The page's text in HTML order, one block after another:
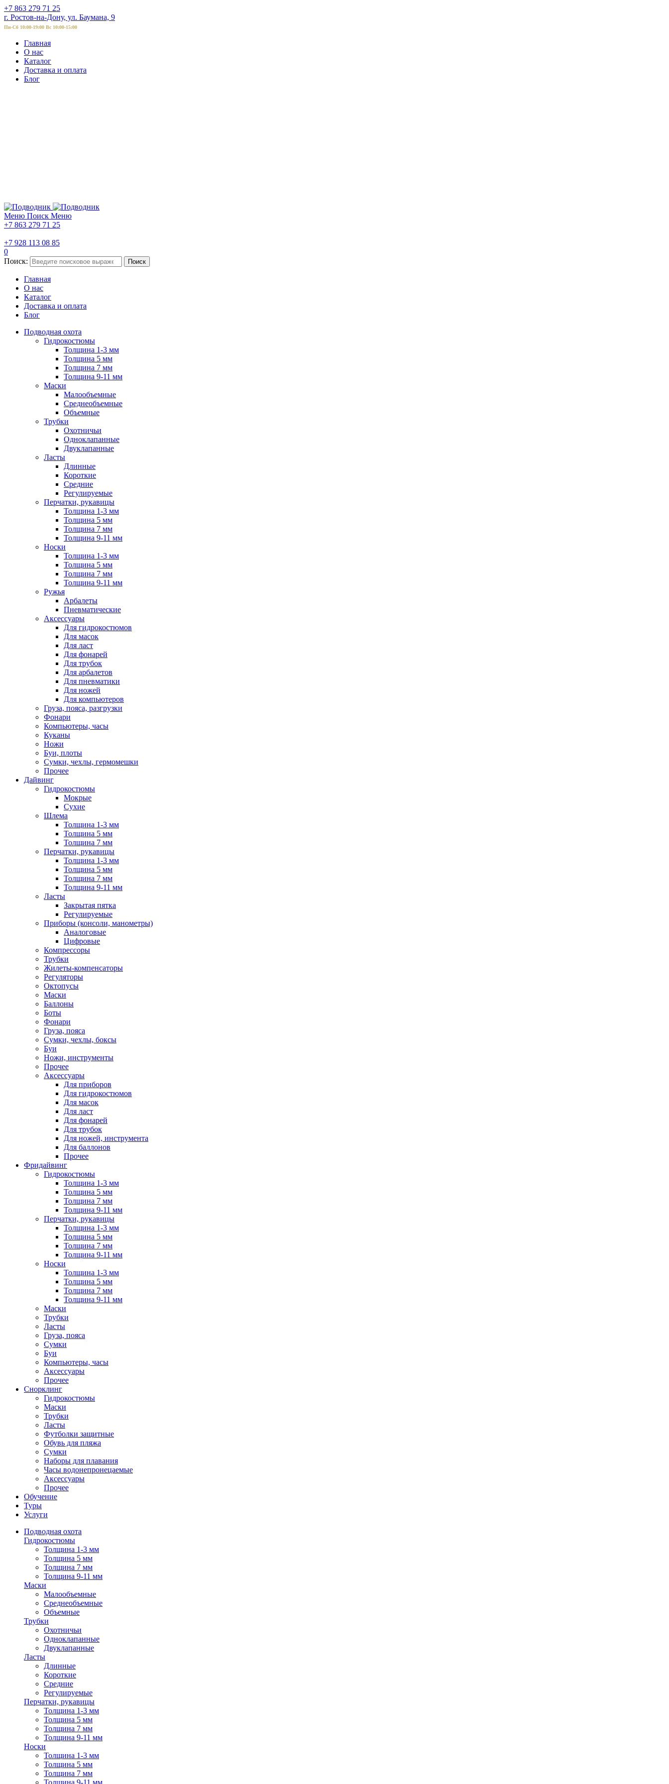
+7 863 279 71 25
г. Ростов-на-Дону, ул. Баумана, 9
Пн-Сб 10:00-19:00 Вс 10:00-15:00
Главная
О нас
Каталог
Доставка и оплата
Блог
Меню Поиск Меню
+7 863 279 71 25
+7 928 113 08 85
0
Поиск:
Поиск
Главная
О нас
Каталог
Доставка и оплата
Блог
Подводная охота
Гидрокостюмы
Толщина 1-3 мм
Толщина 5 мм
Толщина 7 мм
Толщина 9-11 мм
Маски
Малообъемные
Среднеобъемные
Объемные
Трубки
Охотничьи
Одноклапанные
Двуклапанные
Ласты
Длинные
Короткие
Средние
Регулируемые
Перчатки, рукавицы
Толщина 1-3 мм
Толщина 5 мм
Толщина 7 мм
Толщина 9-11 мм
Носки
Толщина 1-3 мм
Толщина 5 мм
Толщина 7 мм
Толщина 9-11 мм
Ружья
Арбалеты
Пневматические
Аксессуары
Для гидрокостюмов
Для масок
Для ласт
Для фонарей
Для трубок
Для арбалетов
Для пневматики
Для ножей
Для компьютеров
Груза, пояса, разгрузки
Фонари
Компьютеры, часы
Куканы
Ножи
Буи, плоты
Сумки, чехлы, гермомешки
Прочее
Дайвинг
Гидрокостюмы
Мокрые
Сухие
Шлема
Толщина 1-3 мм
Толщина 5 мм
Толщина 7 мм
Перчатки, рукавицы
Толщина 1-3 мм
Толщина 5 мм
Толщина 7 мм
Толщина 9-11 мм
Ласты
Закрытая пятка
Регулируемые
Приборы (консоли, манометры)
Аналоговые
Цифровые
Компрессоры
Трубки
Жилеты-компенсаторы
Регуляторы
Октопусы
Маски
Баллоны
Боты
Фонари
Груза, пояса
Сумки, чехлы, боксы
Буи
Ножи, инструменты
Прочее
Аксессуары
Для приборов
Для гидрокостюмов
Для масок
Для ласт
Для фонарей
Для трубок
Для ножей, инструмента
Для баллонов
Прочее
Фридайвинг
Гидрокостюмы
Толщина 1-3 мм
Толщина 5 мм
Толщина 7 мм
Толщина 9-11 мм
Перчатки, рукавицы
Толщина 1-3 мм
Толщина 5 мм
Толщина 7 мм
Толщина 9-11 мм
Носки
Толщина 1-3 мм
Толщина 5 мм
Толщина 7 мм
Толщина 9-11 мм
Маски
Трубки
Ласты
Груза, пояса
Сумки
Буи
Компьютеры, часы
Аксессуары
Прочее
Снорклинг
Гидрокостюмы
Маски
Трубки
Ласты
Футболки защитные
Обувь для пляжа
Сумки
Наборы для плавания
Часы водонепронецаемые
Аксессуары
Прочее
Обучение
Туры
Услуги
Подводная охота
Гидрокостюмы
Толщина 1-3 мм
Толщина 5 мм
Толщина 7 мм
Толщина 9-11 мм
Маски
Малообъемные
Среднеобъемные
Объемные
Трубки
Охотничьи
Одноклапанные
Двуклапанные
Ласты
Длинные
Короткие
Средние
Регулируемые
Перчатки, рукавицы
Толщина 1-3 мм
Толщина 5 мм
Толщина 7 мм
Толщина 9-11 мм
Носки
Толщина 1-3 мм
Толщина 5 мм
Толщина 7 мм
Толщина 9-11 мм